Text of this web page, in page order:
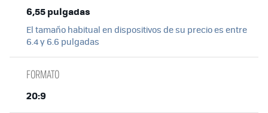
6,55 pulgadas
El tamaño habitual en dispositivos de su precio es entre
6.4 y 6.6 pulgadas
FORMATO
20:9